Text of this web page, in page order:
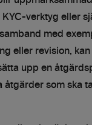
verktyg eller
med
eller revision,
upp en
åtgärder som ska